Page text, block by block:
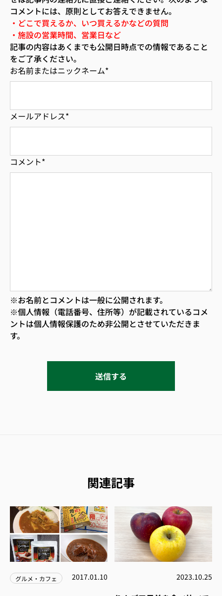
コメントには、原則としてお答えできません。
・どこで買えるか、いつ買えるかなどの質問
・施設の営業時間、営業日など
記事の内容はあくまでも公開日時点での情報であること
をご了承ください。
お名前またはニックネーム*
メールアドレス*
コメント*
※お名前とコメントは一般に公開されます。
※個人情報（電話番号、住所等）が記載されているコメ
ントは個人情報保護のため非公開とさせていただきま
す。
関連記事
グルメ・カフェ 2017.01.10 2023.10.25